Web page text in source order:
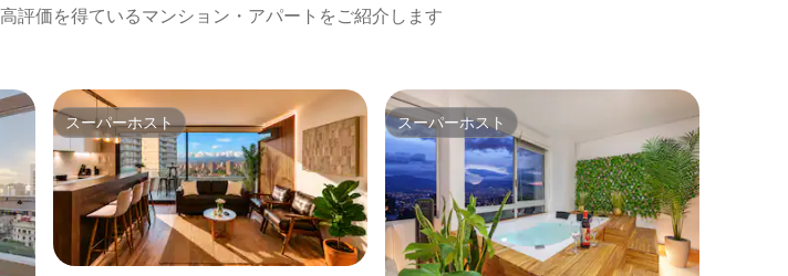
評価を得ているマンション・アパートをご紹介します
スーパーホスト
スーパーホスト スーパーホスト
スーパーホスト